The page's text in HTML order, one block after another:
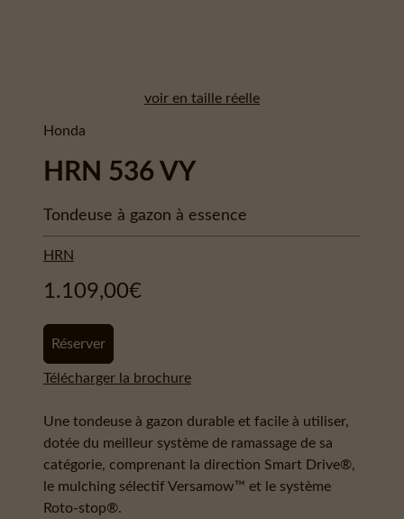
voir en taille réelle
Honda
HRN 536 VY
Tondeuse à gazon à essence
HRN
1.109,00€
Réserver
Télécharger la brochure
Une tondeuse à gazon durable et facile à utiliser,
dotée du meilleur système de ramassage de sa
catégorie, comprenant la direction Smart Drive®,
le mulching sélectif Versamow™ et le système
Roto-stop®.